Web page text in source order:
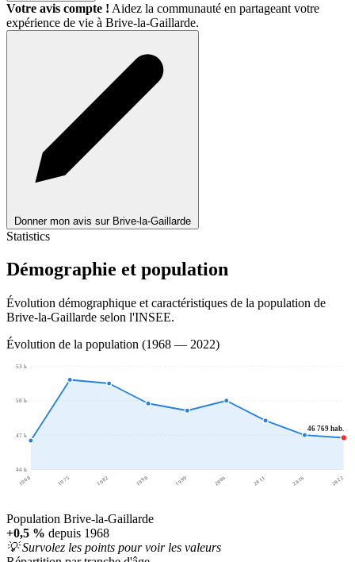
Votre avis compte ! Aidez la communauté en partageant votre
expérience de vie à Brive-la-Gaillarde.
Donner mon avis sur Brive-la-Gaillarde
Statistics
Démographie et population
Évolution démographique et caractéristiques de la population de
Brive-la-Gaillarde selon l'INSEE.
Évolution de la population (1968 — 2022)
44 k
47 k
50 k
53 k
1968 1975 1982 1990 1999 2006 2011 2016 2022
46 769 hab.
Population Brive-la-Gaillarde
+0,5 % depuis 1968
💡 Survolez les points pour voir les valeurs